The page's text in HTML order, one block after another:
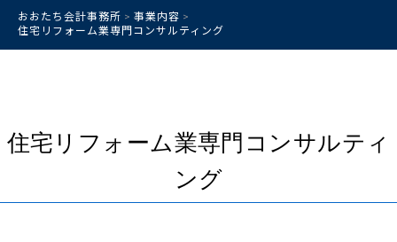
おおたち会計事務所 > 事業内容 >
住宅リフォーム業専門コンサルティング
住宅リフォーム業専門コンサルティ
ング